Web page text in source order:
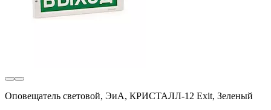
Оповещатель световой, ЭиА, КРИСТАЛЛ-12 Exit, Зеленый